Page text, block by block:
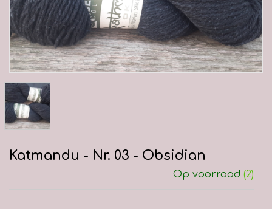
Katmandu - Nr. 03 - Obsidian
Op voorraad (2)